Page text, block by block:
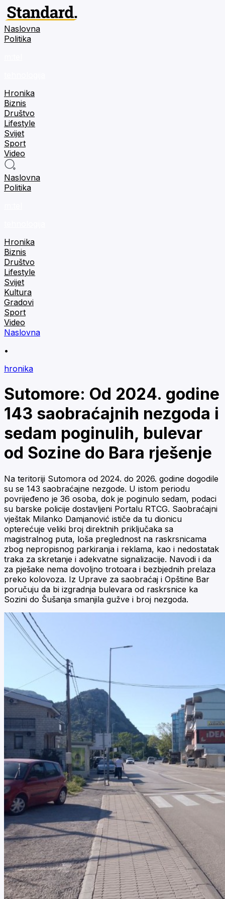
Naslovna
Politika
Hronika
Biznis
Društvo
Lifestyle
Svijet
Sport
Video
Naslovna
Politika
Hronika
Biznis
Društvo
Lifestyle
Svijet
Kultura
Gradovi
Sport
Video
Naslovna
•
hronika
Sutomore: Od 2024. godine
143 saobraćajnih nezgoda i
sedam poginulih, bulevar
od Sozine do Bara rješenje
Na teritoriji Sutomora od 2024. do 2026. godine dogodile
su se 143 saobraćajne nezgode. U istom periodu
povrijeđeno je 36 osoba, dok je poginulo sedam, podaci
su barske policije dostavljeni Portalu RTCG. Saobraćajni
vještak Milanko Damjanović ističe da tu dionicu
opterećuje veliki broj direktnih priključaka sa
magistralnog puta, loša preglednost na raskrsnicama
zbog nepropisnog parkiranja i reklama, kao i nedostatak
traka za skretanje i adekvatne signalizacije. Navodi i da
za pješake nema dovoljno trotoara i bezbjednih prelaza
preko kolovoza. Iz Uprave za saobraćaj i Opštine Bar
poručuju da bi izgradnja bulevara od raskrsnice ka
Sozini do Šušanja smanjila gužve i broj nezgoda.